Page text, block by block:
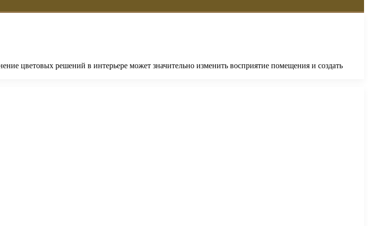
цветовых решений в интерьере может значительно изменить восприятие помещения и создать